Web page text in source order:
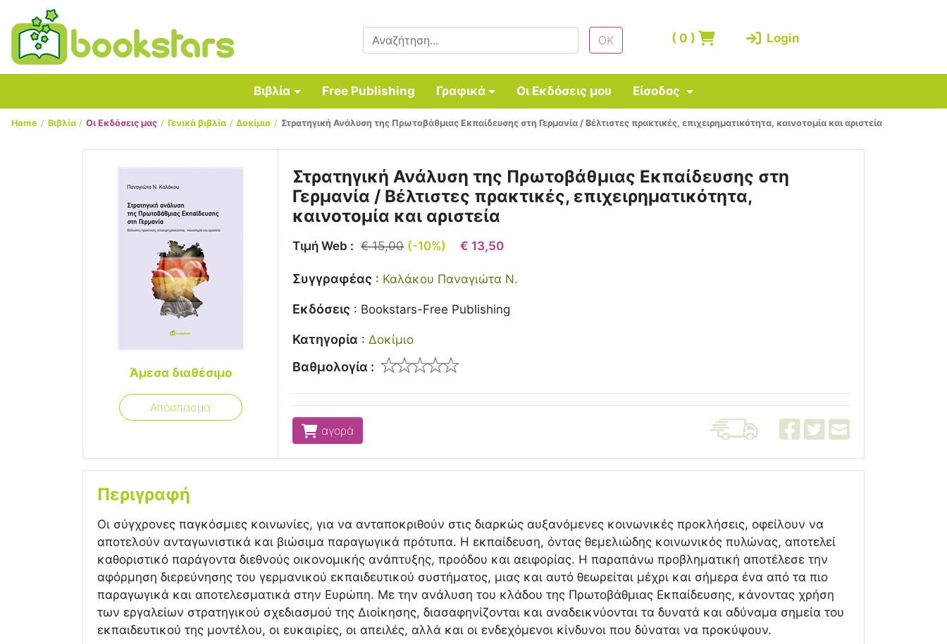
(0 ) Login
Βιβλία Free Publishing Γραφικά Οι Εκδόσεις μου Είσοδος
Home Βιβλία Οι Εκδόσεις μας Γενικά βιβλία Δοκίμιο Στρατηγική Ανάλυση της Πρωτοβάθμιας Εκπαίδευσης στη Γερμανία / Βέλτιστες πρακτικές, επιχειρηματικότητα, καινοτομία και αριστεία
Άμεσα διαθέσιμο
Απόσπασμα
Στρατηγική Ανάλυση της Πρωτοβάθμιας Εκπαίδευσης στη
Γερμανία / Βέλτιστες πρακτικές, επιχειρηματικότητα,
καινοτομία και αριστεία
Τιμή Web : € 15,00 (-10%) € 13,50
Συγγραφέας : Καλάκου Παναγιώτα Ν.
Εκδόσεις : Bookstars-Free Publishing
Κατηγορία : Δοκίμιο
Βαθμολογία :
αγορά
Περιγραφή
Οι σύγχρονες παγκόσμιες κοινωνίες, για να ανταποκριθούν στις διαρκώς αυξανόμενες κοινωνικές προκλήσεις, οφείλουν να
αποτελούν ανταγωνιστικά και βιώσιμα παραγωγικά πρότυπα. Η εκπαίδευση, όντας θεμελιώδης κοινωνικός πυλώνας, αποτελεί
καθοριστικό παράγοντα διεθνούς οικονομικής ανάπτυξης, προόδου και αειφορίας. Η παραπάνω προβληματική αποτέλεσε την
αφόρμηση διερεύνησης του γερμανικού εκπαιδευτικού συστήματος, μιας και αυτό θεωρείται μέχρι και σήμερα ένα από τα πιο
παραγωγικά και αποτελεσματικά στην Ευρώπη. Με την ανάλυση του κλάδου της Πρωτοβάθμιας Εκπαίδευσης, κάνοντας χρήση
των εργαλείων στρατηγικού σχεδιασμού της Διοίκησης, διασαφηνίζονται και αναδεικνύονται τα δυνατά και αδύναμα σημεία του
εκπαιδευτικού της μοντέλου, οι ευκαιρίες, οι απειλές, αλλά και οι ενδεχόμενοι κίνδυνοι που δύναται να προκύψουν.